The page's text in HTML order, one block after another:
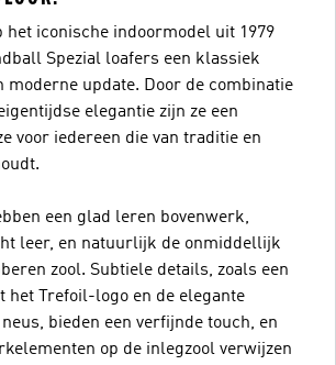
het iconische indoormodel uit 1979
Spezial loafers een klassiek
moderne update. Door de combinatie
elegantie zijn ze een
voor iedereen die van traditie en
een glad leren bovenwerk,
leer, en natuurlijk de onmiddellijk
zool. Subtiele details, zoals een
het Trefoil-logo en de elegante
bieden een verfijnde touch, en
op de inlegzool verwijzen